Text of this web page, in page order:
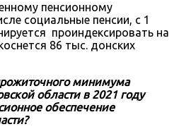
пенсионному
социальные пенсии, с 1
проиндексировать на
86 тыс. донских
минимума
области в 2021 году
обеспечение